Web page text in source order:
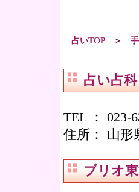
占いTOP ＞
占い占
TEL ： 023-
住所： 山形
ブリオ